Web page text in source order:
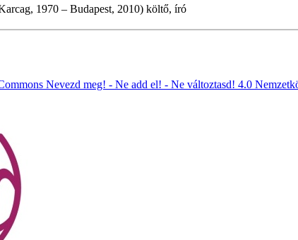
1970 – Budapest, 2010) költő, író
Nevezd meg! - Ne add el! - Ne változtasd! 4.0